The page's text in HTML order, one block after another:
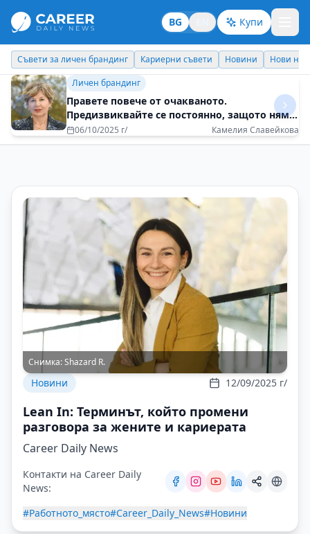
BG Купи
Кариерни съвети Новини Нови назначения Днес празнува
Идеи отвъд границите
България е съкровище, което тепърва
светът ще открива
07/07/2025 г/ Цветелина Николова
Снимка:Shazard R.
Новини 12/09/2025 г/
Lean In: Терминът, който промени
разговора за жените и кариерата
Career Daily News
Контакти на Career Daily
News:
#Работното_място#Career_Daily_News#Новини